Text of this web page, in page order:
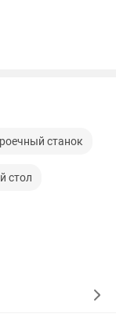
станок
стол